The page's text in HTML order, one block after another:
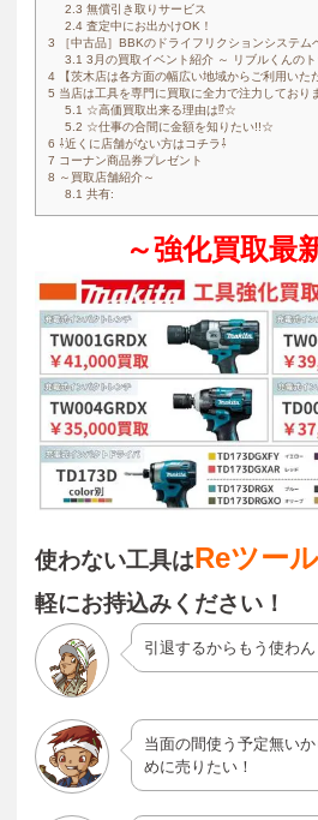
2.3 無償引き取りサービス
2.4査定中にお出かけOK！
3 ［中古品］BBKのドライフリクションシステム
3.1 3月の買取イベント紹介 ～ リブルくんのト
4【茨木店は各方面の幅広い地域からご利用いた
5 当店は工具を専門に買取に全力で注力しており
5.1 ☆高価買取出来る理由は⁉☆
5.2 ☆仕事の合間に金額を知りたい!!☆
6 ⇩近くに店舗がない方はコチラ⇩
7 コーナン商品券プレゼント
8 ～買取店舗紹介～
8.1 共有:
～強化買取最
使わない工具はReツー
軽にお持込みください！
引退するからもう使わん
当面の間使う予定無い
めに売りたい！